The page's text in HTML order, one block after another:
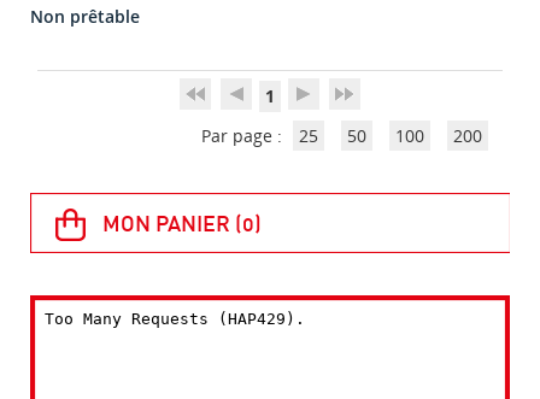
Non prêtable
1
Par page :
25 50 100 200